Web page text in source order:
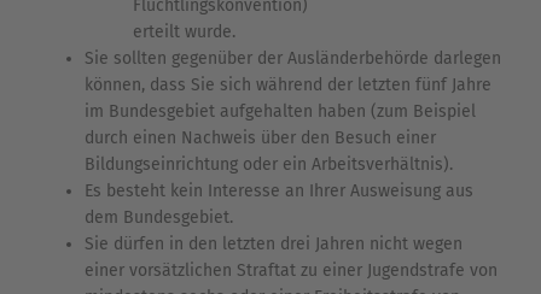
Flüchtlingskonvention)
erteilt wurde.
Sie sollten gegenüber der Ausländerbehörde darlegen
können, dass Sie sich während der letzten fünf Jahre
im Bundesgebiet aufgehalten haben (zum Beispiel
durch einen Nachweis über den Besuch einer
Bildungseinrichtung oder ein Arbeitsverhältnis).
Es besteht kein Interesse an Ihrer Ausweisung aus
dem Bundesgebiet.
Sie dürfen in den letzten drei Jahren nicht wegen
einer vorsätzlichen Straftat zu einer Jugendstrafe von